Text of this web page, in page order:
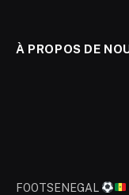
À PROPOS DE
FOOTSENEGAL